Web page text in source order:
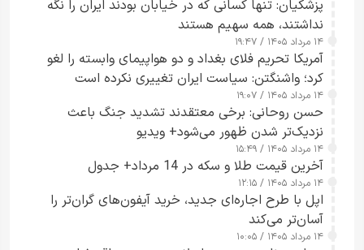
پزشکیان: تنها کسانی که در خیابان بودند ایران را نگه
نداشتند، همه سهیم هستند
۱۴ مرداد ۱۴۰۵ / ۱۹:۴۷
آمریکا تحریم فلای بغداد و دو هواپیمای وابسته را لغو
کرد؛ واشنگتن: سیاست ایران تغییری نکرده است
۱۴ مرداد ۱۴۰۵ / ۱۹:۰۷
حسن روحانی: برخی معتقدند تشدید جنگ باعث
نزدیک‌تر شدن ظهور می‌شود+ ویدیو
۱۴ مرداد ۱۴۰۵ / ۱۵:۴۹
آخرین قیمت طلا و سکه در 14 مرداد+ جدول
۱۴ مرداد ۱۴۰۵ / ۱۲:۱۵
اپل با طرح اجاره‌ای جدید، خرید آیفون‌های گران‌تر را
آسان‌تر می‌کند
۱۴ مرداد ۱۴۰۵ / ۱۰:۰۵